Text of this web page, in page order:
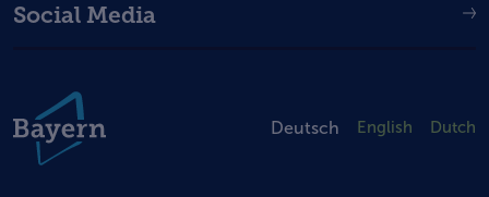
Social Media
Deutsch English Dutch